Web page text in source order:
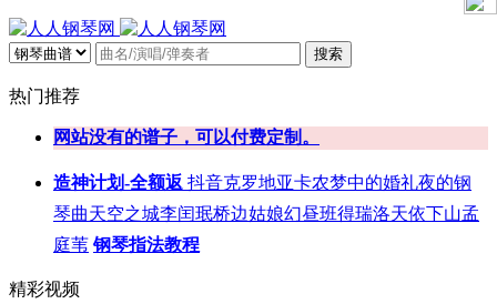
搜索
热门推荐
网站没有的谱子，可以付费定制。
造神计划-全额返 抖音克罗地亚卡农梦中的婚礼夜的钢
琴曲天空之城李闰珉桥边姑娘幻昼班得瑞洛天依下山孟
庭苇 钢琴指法教程
精彩视频